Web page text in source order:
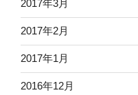
2017年3月
2017年2月
2017年1月
2016年12月